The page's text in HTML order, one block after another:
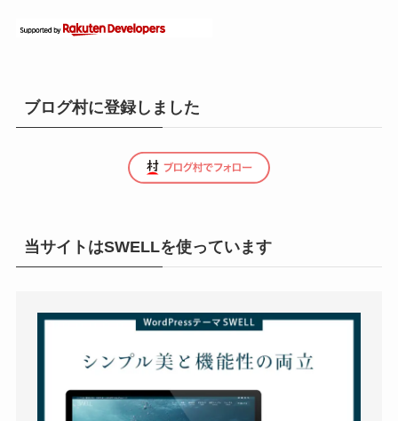
ブログ村に登録しました
当サイトはSWELLを使っています